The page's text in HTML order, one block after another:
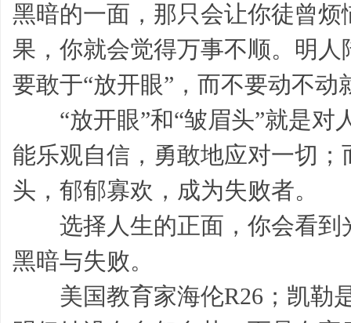
黑暗的一面，那只会让你徒曾
果，你就会觉得万事不顺。明
要敢于“放开眼”，而不要动不动
“放开眼”和“皱眉头”就是对
能乐观自信，勇敢地应对一切
头，郁郁寡欢，成为失败者。
选择人生的正面，你会看到
黑暗与失败。
美国教育家海伦R26；凯勒